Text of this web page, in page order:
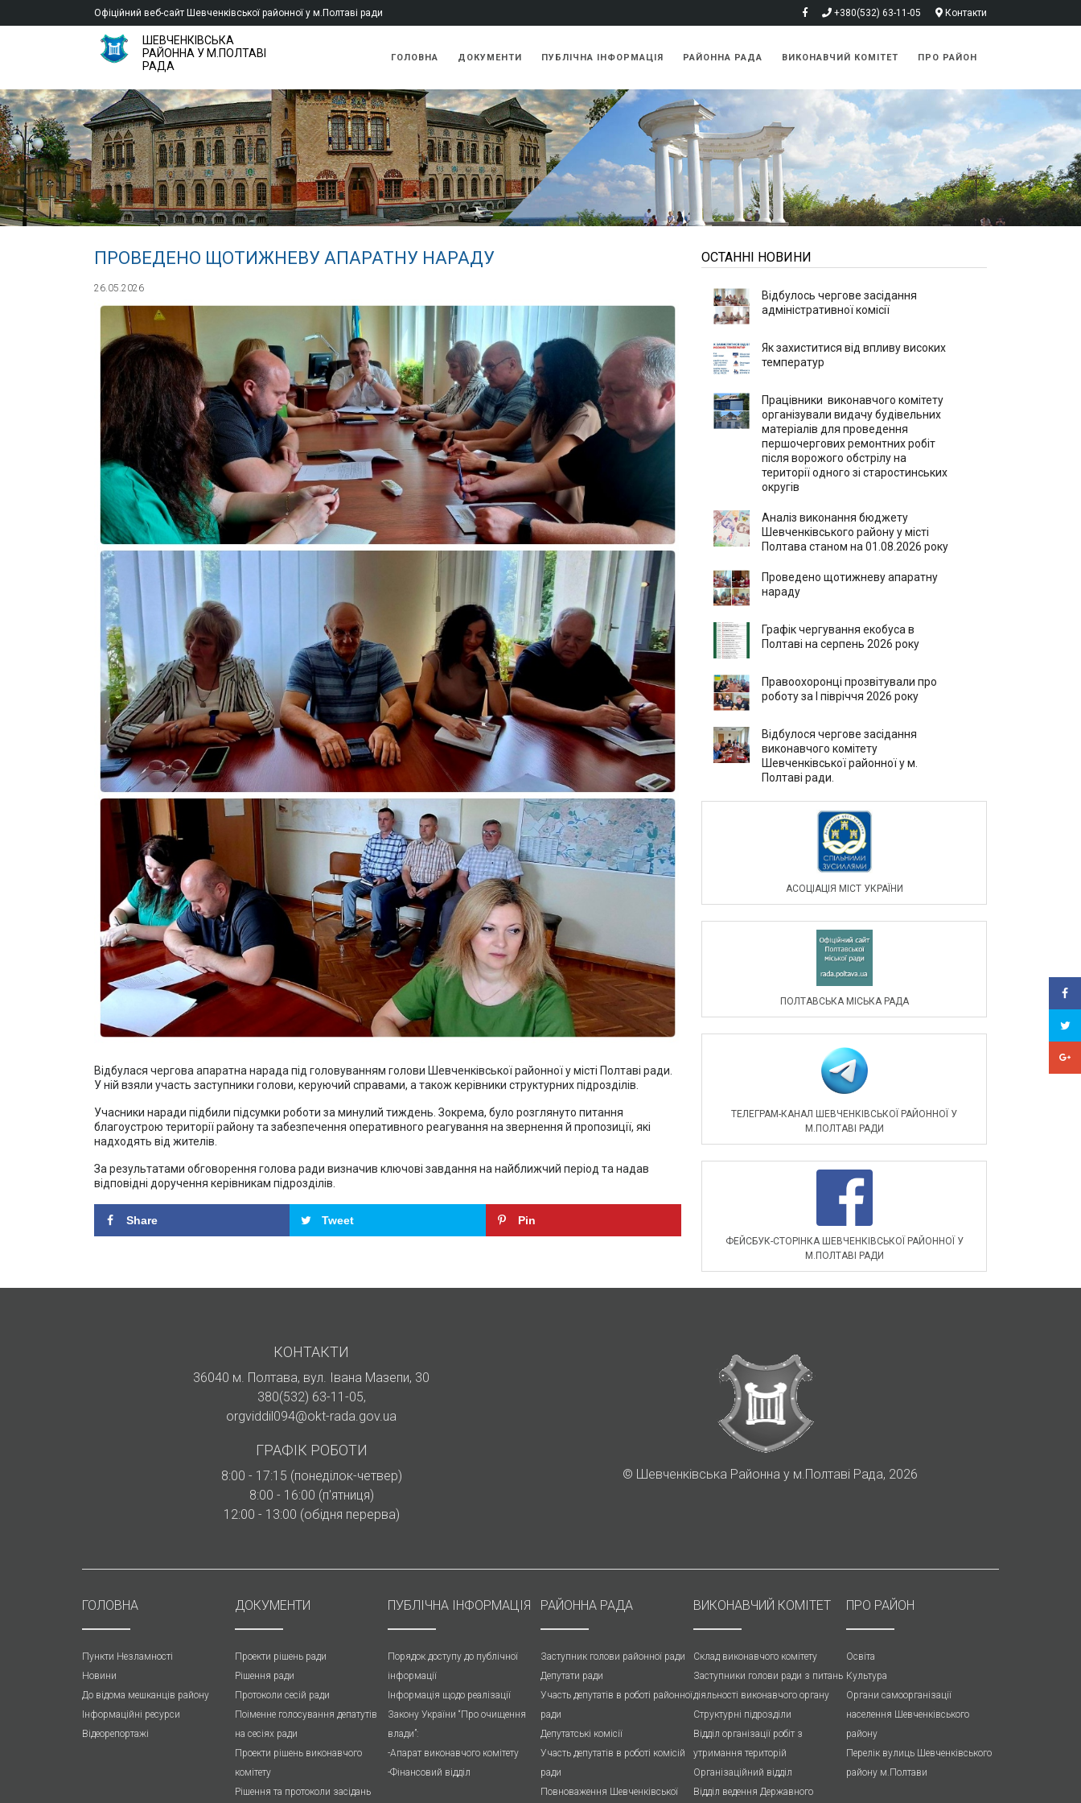
Офіційний веб-сайт Шевченківської районної у м.Полтаві ради +380(532) 63-11-05 Контакти
ШЕВЧЕНКІВСЬКА
РАЙОННА У М.ПОЛТАВІ
РАДА
ГОЛОВНА ДОКУМЕНТИ ПУБЛIЧНА IНФОРМАЦІЯ РАЙОННА РАДА ВИКОНАВЧИЙ КОМІТЕТ ПРО РАЙОН
ПРОВЕДЕНО ЩОТИЖНЕВУ АПАРАТНУ НАРАДУ
26.05.2026
Відбулася чергова апаратна нарада під головуванням голови Шевченківської районної у місті Полтаві ради.
У ній взяли участь заступники голови, керуючий справами, а також керівники структурних підрозділів.
Учасники наради підбили підсумки роботи за минулий тиждень. Зокрема, було розглянуто питання
благоустрою території району та забезпечення оперативного реагування на звернення й пропозиції, які
надходять від жителів.
За результатами обговорення голова ради визначив ключові завдання на найближчий період та надав
відповідні доручення керівникам підрозділів.
Share Tweet Pin
ОСТАННІ НОВИНИ
Відбулось чергове засідання
адміністративної комісії
Як захиститися від впливу високих
температур
Працівники виконавчого комітету
організували видачу будівельних
матеріалів для проведення
першочергових ремонтних робіт
після ворожого обстрілу на
території одного зі старостинських
округів
Аналіз виконання бюджету
Шевченківського району у місті
Полтава станом на 01.08.2026 року
Проведено щотижневу апаратну
нараду
Графік чергування екобуса в
Полтаві на серпень 2026 року
Правоохоронці прозвітували про
роботу за І півріччя 2026 року
Відбулося чергове засідання
виконавчого комітету
Шевченківської районної у м.
Полтаві ради.
АСОЦIАЦIЯ МIСТ УКРАЇНИ
ПОЛТАВСЬКА МІСЬКА РАДА
ТЕЛЕГРАМ-КАНАЛ ШЕВЧЕНКІВСЬКОЇ РАЙОННОЇ У
М.ПОЛТАВІ РАДИ
ФЕЙСБУК-СТОРІНКА ШЕВЧЕНКІВСЬКОЇ РАЙОННОЇ У
М.ПОЛТАВІ РАДИ
КОНТАКТИ
36040 м. Полтава, вул. Івана Мазепи, 30
380(532) 63-11-05,
orgviddil094@okt-rada.gov.ua
ГРАФІК РОБОТИ
8:00 - 17:15 (понеділок-четвер)
8:00 - 16:00 (п'ятниця)
12:00 - 13:00 (обідня перерва)
© Шевченківська Районна у м.Полтаві Рада, 2026
ГОЛОВНА
Пункти Незламності
Новини
До відома мешканців району
Інформаційні ресурси
Відеорепортажі
ДОКУМЕНТИ
Проекти рішень ради
Рішення ради
Протоколи cесій ради
Поіменне голосування депатутів
на сесіях ради
Проекти рішень виконавчого
комітету
Рішення та протоколи засідань
ПУБЛIЧНА IНФОРМАЦІЯ
Порядок доступу до публічної
інформації
Інформація щодо реалізації
Закону України “Про очищення
влади”:
-Апарат виконавчого комітету
-Фінансовий відділ
РАЙОННА РАДА
Заступник голови районної ради
Депутати ради
Участь депутатів в роботі районної
ради
Депутатські комісії
Участь депутатів в роботі комісій
ради
Повноваження Шевченківської
ВИКОНАВЧИЙ КОМІТЕТ
Склад виконавчого комітету
Заступники голови ради з питань
діяльності виконавчого органу
Структурні підрозділи
Відділ організації робіт з
утримання територій
Організаційний відділ
Відділ ведення Державного
ПРО РАЙОН
Освіта
Культура
Органи самоорганізації
населення Шевченківського
району
Перелік вулиць Шевченківського
району м.Полтави